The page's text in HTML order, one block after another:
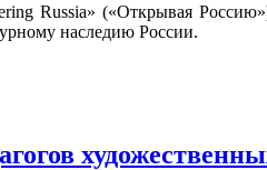
Russia» («Открывая
наследию России.